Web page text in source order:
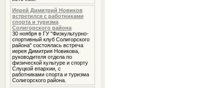
Иерей Димитрий Новиков
встретился с работниками
спорта и туризма
Солигорского района
30 ноября в ГУ "Физкультурно-
спортивный клуб Солигорского
района" состоялась встреча
иерея Димитрия Новикова,
руководителя отдела по
физической культуре и спорту
Слуцкой епархии, с
работниками спорта и туризма
Солигорского района.